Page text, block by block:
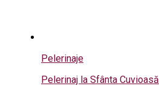
Pelerinaje
Pelerinaj la Sfânta